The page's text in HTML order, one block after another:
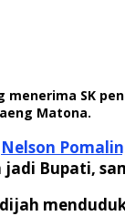
menerima SK
Matona.
Nelson
jadi Bupati,